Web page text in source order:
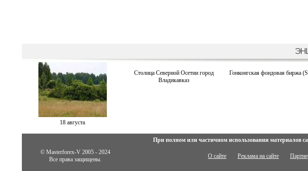
18 августа
Столица Северной Осетии город
Владикавказ
Гонконгская фондовая биржа
При полном или частичном использовании материалов
© Masterforex-V 2005 - 2024
Все права защищены.
О сайте Реклама на сайте